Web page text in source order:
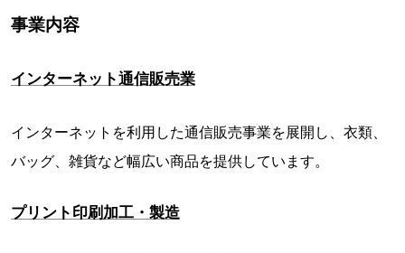
事業内容
インターネット通信販売業
インターネットを利用した通信販売事業を展開し、衣類、
バッグ、雑貨など幅広い商品を提供しています。
プリント印刷加工・製造